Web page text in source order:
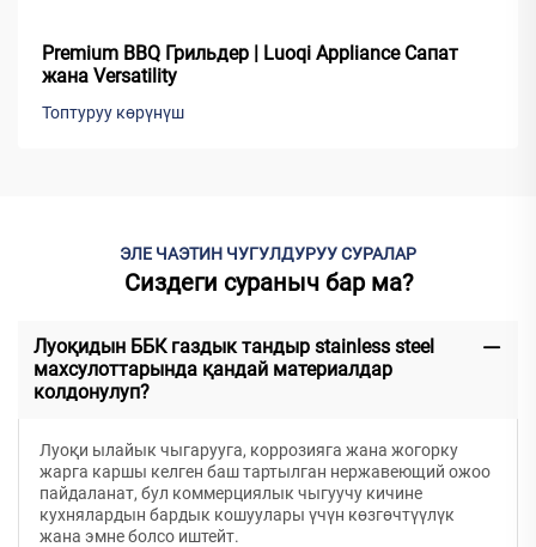
Premium BBQ Грильдер | Luoqi Appliance Сапат
жана Versatility
Топтуруу көрүнүш
ЭЛЕ ЧАЭТИН ЧУГУЛДУРУУ СУРАЛАР
Сиздеги сураныч бар ма?
Луоқидын ББК газдык тандыр stainless steel
махсулоттарында қандай материалдар
колдонулуп?
Луоқи ылайык чыгарууга, коррозияга жана жогорку
жарга каршы келген баш тартылган нержавеющий ожоо
пайдаланат, бул коммерциялык чыгуучу кичине
кухнялардын бардык кошуулары үчүн көзгөчтүүлүк
жана эмне болсо иштейт.